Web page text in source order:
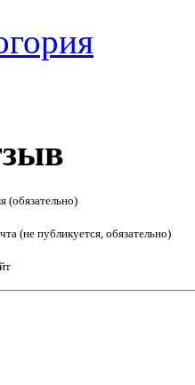
(обязательно)
(не публикуется, обязательно)